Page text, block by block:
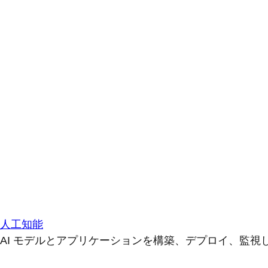
人工知能
AI モデルとアプリケーションを構築、デプロイ、監視